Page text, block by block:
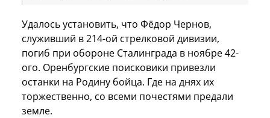
Удалось установить, что Фёдор Чернов,
служивший в 214-ой стрелковой дивизии,
погиб при обороне Сталинграда в ноябре 42-
ого. Оренбургские поисковики привезли
останки на Родину бойца. Где на днях их
торжественно, со всеми почестями предали
земле.